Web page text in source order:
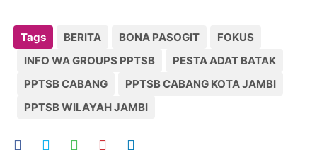
Tags BERITA BONA PASOGIT
FOKUS
INFO WA GROUPS PPTSB
PESTA ADAT BATAK
PPTSB CABANG
PPTSB CABANG KOTA JAMBI
PPTSB WILAYAH JAMBI